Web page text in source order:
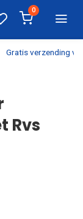
0
Gratis verzending
Rvs